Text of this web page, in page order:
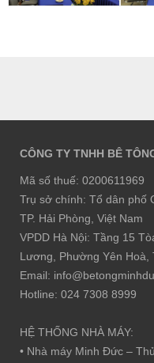
CÔNG TY TNHH BÊ
Mã số thuế: 0200611969
Trụ sở chính: Tổ dân phố
TP. Hải Phòng, Việt Nam
VPDD Hà Nội: Tầng 15
Lương, Phường Yên Hoà,
Email:
Hotline: 024 7308 8999
HỆ THỐNG NHÀ MÁY:
• Nhà máy Minh Đức –